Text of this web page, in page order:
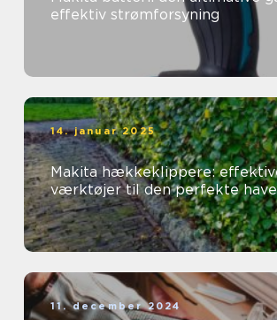
effektiv strømforsyning
14. januar 2025
Makita hækkeklippere:
værktøjer til den perfekte have
11. december 2024